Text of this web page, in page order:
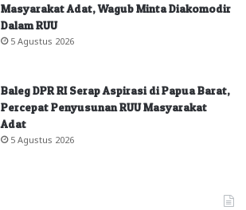
Masyarakat Adat, Wagub Minta Diakomodir
Dalam RUU
5 Agustus 2026
Baleg DPR RI Serap Aspirasi di Papua Barat,
Percepat Penyusunan RUU Masyarakat
Adat
5 Agustus 2026